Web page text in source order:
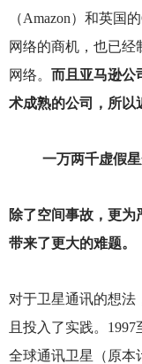
（Amazon）和英国
网络的商机，也已经
网络。 而且亚马逊公
术成熟的公司，所以
一万两千虚假
除了空间事故，更为
带来了更大的难题。
对于卫星通讯的想法
且投入了实践。
全球通讯卫星（原本